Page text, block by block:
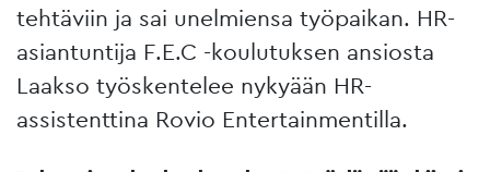
tehtäviin ja sai unelmiensa työpaikan. HR-
asiantuntija F.E.C -koulutuksen ansiosta
Laakso työskentelee nykyään HR-
assistenttina Rovio Entertainmentilla.